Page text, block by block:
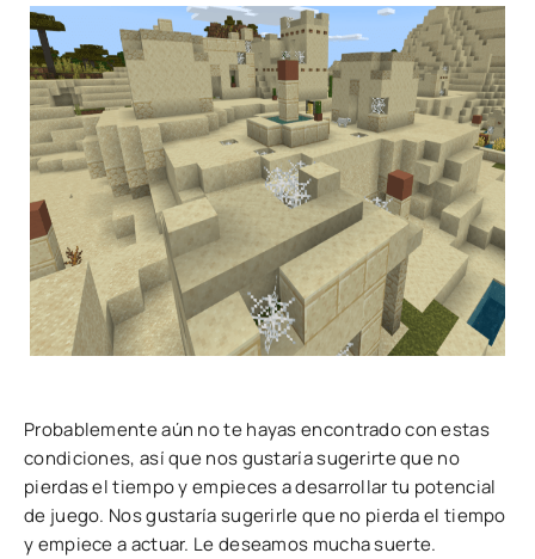
Probablemente aún no te hayas encontrado con estas
condiciones, así que nos gustaría sugerirte que no
pierdas el tiempo y empieces a desarrollar tu potencial
de juego. Nos gustaría sugerirle que no pierda el tiempo
y empiece a actuar. Le deseamos mucha suerte.